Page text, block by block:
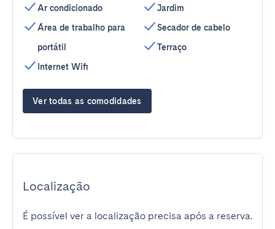
Ar condicionado
Área de trabalho para
portátil
Internet Wifi
Jardim
Secador de cabelo
Terraço
Ver todas as comodidades
Localização
É possível ver a localização precisa após a reserva.